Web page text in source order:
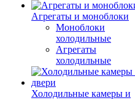
Агрегаты и моноблоки
Моноблоки
холодильные
Агрегаты
холодильные
Холодильные камеры и